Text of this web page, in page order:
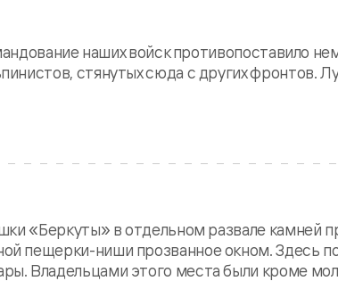
наших войск противопоставило
стянутых сюда с других фронтов.
«Беркуты» в отдельном развале камней
пещерки-ниши прозванное окном. Здесь
Владельцами этого места были кроме